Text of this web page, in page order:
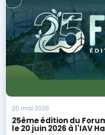
25 mai 2026
25ème édition du
le 20 juin 2026 à l'IAV